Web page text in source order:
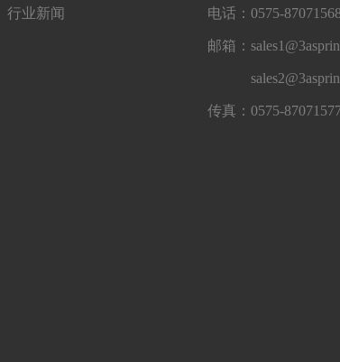
行业新闻 电话：0575-
邮箱：
传真：0575-